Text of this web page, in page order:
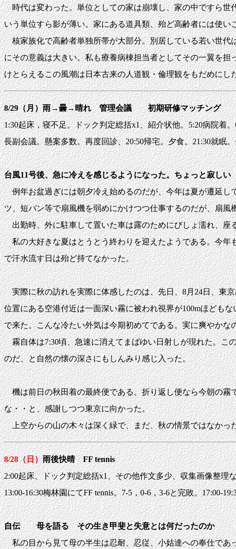
時代は変わった。単位としての家は崩壊し、家の中ですら世
いう単位すら影が薄い。家にある道具類、殆ど高齢者には使
核家族化で高齢者単独所帯が大部分。別居している若い世代
にその意義は大きい。私も療養病棟担当者としてその一翼を
けとらえるこの風潮は日本古来の人道観・倫理観をもだめにし
8/29（月）雨→曇→晴れ 管理会議 初期研修マッチン
1:30起床，寝不足。ドック判定総括x1、紹介状他。5:20病院着
長副会議。懸案多数。再度回診、20:50帰宅。夕食。21:30就眠
台風11号後、急に冷えを感じるようになった。ちょっと寂し
例年お盆過ぎには朝夕冷え始めるのだが、今年は夏が遷延し
ツ、短パン等で扇風機を弱めにかけつつ仕事するのだが、扇
出勤時、外に駐車して置いた車は露のためにびしょ濡れ、座
私の大好きな夏はとうとう終わりを迎えたようである。今年
で汗水流す日は殆ど持てなかった。
実際に秋の訪れを実際に体感したのは、先日、8月24日、東
位置にある空港付近は一面深い霧に被われ視界が100mほども
で来た。こんな冷たい外気は今期初めてである。実に爽やかな
霧自体は7:30頃、急速に消えてまばゆい日射しが現れた。こ
のだ、と自然の懐の深さにもしんみり感じ入った。
機は前日の秋田着の最終便である。折り返し便なら今朝の霧
な・・と、感謝しつつ東京に向かった。
上空からの山の木々は深く緑で、まだ、秋の情景ではなかっ
8/28（日）雨後快晴 FF tennis
2:00起床、ドック判定総括x1、その他作文多少、収集画像整理
13:00-16:30梅林園にてFF tennis。7-5，0-6，3-6と完敗。17:00-
自伝 母を語る その生き甲斐と失意とは何だったのか
私の目から見て母の半生は忍耐、忍従、小姑達への奉仕であ